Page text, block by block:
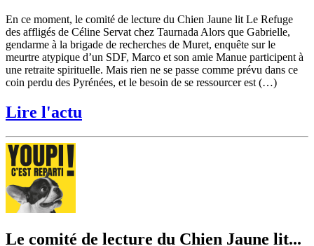
En ce moment, le comité de lecture du Chien Jaune lit Le Refuge
des affligés de Céline Servat chez Taurnada Alors que Gabrielle,
gendarme à la brigade de recherches de Muret, enquête sur le
meurtre atypique d’un SDF, Marco et son amie Manue participent à
une retraite spirituelle. Mais rien ne se passe comme prévu dans ce
coin perdu des Pyrénées, et le besoin de se ressourcer est (…)
Lire l'actu
Le comité de lecture du Chien Jaune lit...